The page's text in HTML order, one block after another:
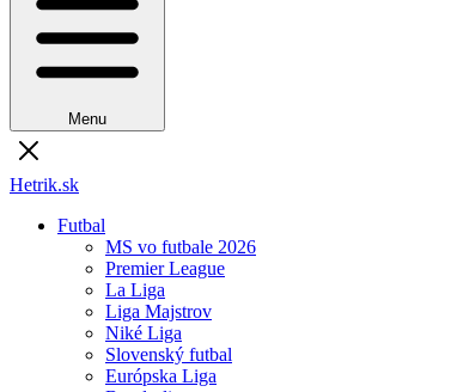
Menu
Hetrik.sk
Futbal
MS vo futbale 2026
Premier League
La Liga
Liga Majstrov
Niké Liga
Slovenský futbal
Európska Liga